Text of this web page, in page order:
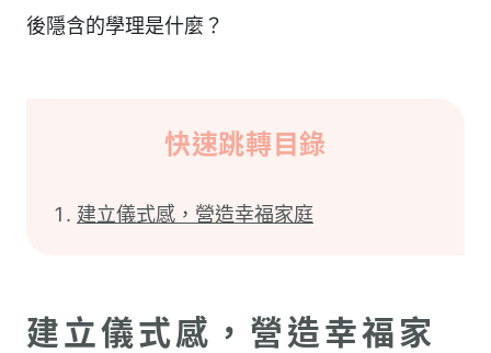
後隱含的學理是什麼？
快速跳轉目錄
建立儀式感，營造幸福家庭
建立儀式感，營造幸福家